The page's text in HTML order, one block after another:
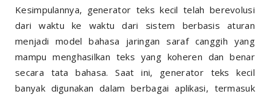
Kesimpulannya, generator teks kecil telah berevolusi
dari waktu ke waktu dari sistem berbasis aturan
menjadi model bahasa jaringan saraf canggih yang
mampu menghasilkan teks yang koheren dan benar
secara tata bahasa. Saat ini, generator teks kecil
banyak digunakan dalam berbagai aplikasi, termasuk